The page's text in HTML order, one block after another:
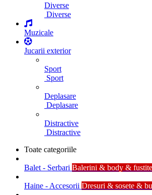
Diverse
Diverse
Muzicale
Jucarii exterior
Sport
Sport
Deplasare
Deplasare
Distractive
Distractive
Toate categoriile
Balet - Serbari Balerini & body &
Haine - Accesorii Dresuri & sosete &